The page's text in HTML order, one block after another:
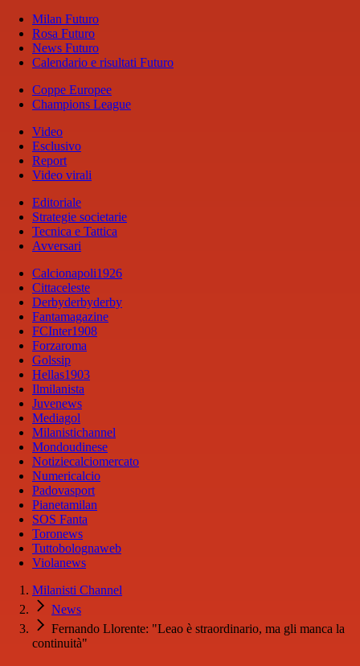
Milan Futuro
Rosa Futuro
News Futuro
Calendario e risultati Futuro
Coppe Europee
Champions League
Video
Esclusivo
Report
Video virali
Editoriale
Strategie societarie
Tecnica e Tattica
Avversari
Calcionapoli1926
Cittaceleste
Derbyderbyderby
Fantamagazine
FCInter1908
Forzaroma
Golssip
Hellas1903
Ilmilanista
Juvenews
Mediagol
Milanistichannel
Mondoudinese
Notiziecalciomercato
Numericalcio
Padovasport
Pianetamilan
SOS Fanta
Toronews
Tuttobolognaweb
Violanews
Milanisti Channel
News
Fernando Llorente: "Leao è straordinario, ma gli manca la
continuità"